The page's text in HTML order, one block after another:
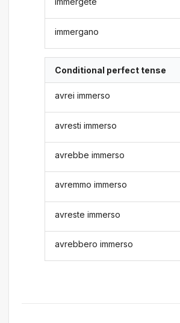
immergano
Conditional perfect tense
avrei immerso
avresti immerso
avrebbe immerso
avremmo immerso
avreste immerso
avrebbero immerso